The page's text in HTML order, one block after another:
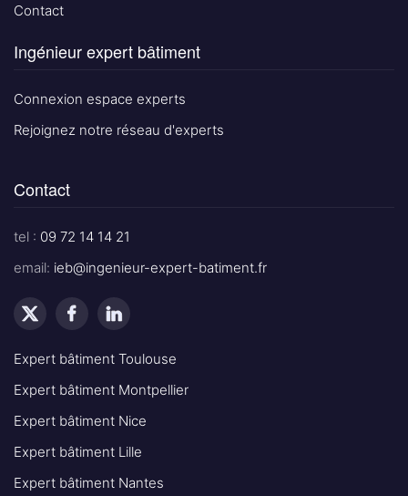
Contact
Ingénieur expert bâtiment
Connexion espace experts
Rejoignez notre réseau d'experts
Contact
tel : 09 72 14 14 21
email: ieb@ingenieur-expert-batiment.fr
Expert bâtiment Toulouse
Expert bâtiment Montpellier
Expert bâtiment Nice
Expert bâtiment Lille
Expert bâtiment Nantes